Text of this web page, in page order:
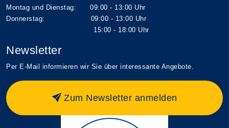
Montag und Dienstag: 09:00 - 13:00 Uhr
Donnerstag: 09:00 - 13:00 Uhr
15:00 - 18:00 Uhr
Newsletter
Per E-Mail informieren wir Sie über interessante Angebote.
Zum Newsletter anmelden